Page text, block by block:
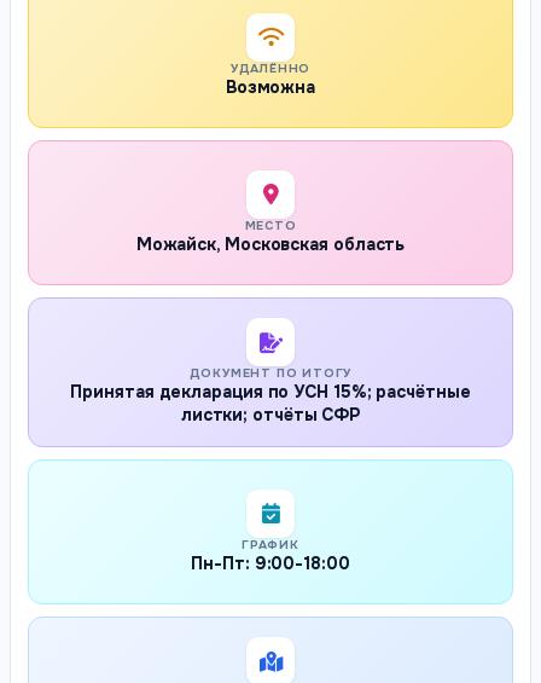
УДАЛЁННО
Возможна
МЕСТО
Можайск, Московская область
ДОКУМЕНТ ПО ИТОГУ
Принятая декларация по УСН 15%; расчётные
листки; отчёты СФР
ГРАФИК
Пн-Пт: 9:00-18:00